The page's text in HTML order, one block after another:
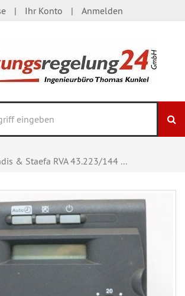
Ihr Konto Anmelden
& Staefa RVA 43.223/144 ...